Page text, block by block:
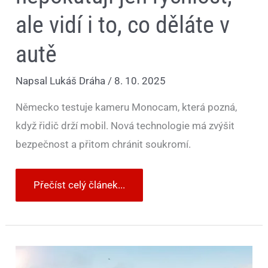
ale vidí i to, co děláte v
autě
Napsal Lukáš Dráha / 8. 10. 2025
Německo testuje kameru Monocam, která pozná,
když řidič drží mobil. Nová technologie má zvýšit
bezpečnost a přitom chránit soukromí.
Přečíst celý článek...
Supersport,